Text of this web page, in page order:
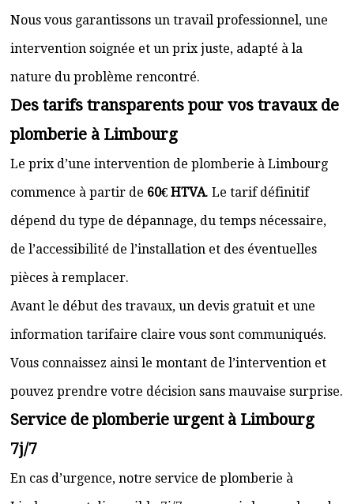
Nous vous garantissons un travail professionnel, une
intervention soignée et un prix juste, adapté à la
nature du problème rencontré.
Des tarifs transparents pour vos travaux de
plomberie à Limbourg
Le prix d’une intervention de plomberie à Limbourg
commence à partir de 60€ HTVA. Le tarif définitif
dépend du type de dépannage, du temps nécessaire,
de l’accessibilité de l’installation et des éventuelles
pièces à remplacer.
Avant le début des travaux, un devis gratuit et une
information tarifaire claire vous sont communiqués.
Vous connaissez ainsi le montant de l’intervention et
pouvez prendre votre décision sans mauvaise surprise.
Service de plomberie urgent à Limbourg
7j/7
En cas d’urgence, notre service de plomberie à